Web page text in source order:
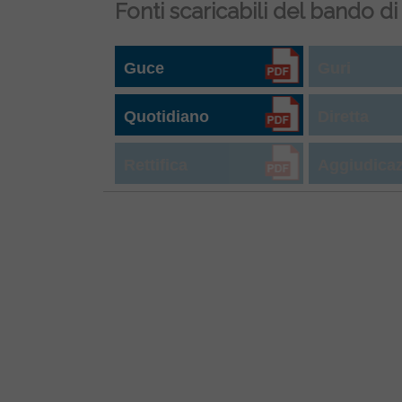
Fonti scaricabili del bando